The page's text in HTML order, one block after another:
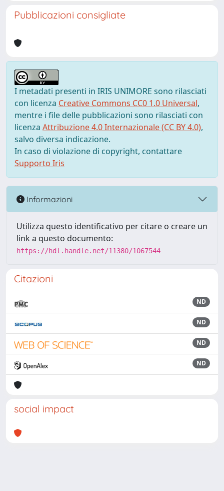
Pubblicazioni consigliate
I metadati presenti in IRIS UNIMORE sono rilasciati
con licenza Creative Commons CC0 1.0 Universal,
mentre i file delle pubblicazioni sono rilasciati con
licenza Attribuzione 4.0 Internazionale (CC BY 4.0),
salvo diversa indicazione.
In caso di violazione di copyright, contattare
Supporto Iris
Informazioni
Utilizza questo identificativo per citare o creare un
link a questo documento:
https://hdl.handle.net/11380/1067544
Citazioni
ND
ND
ND
ND
social impact